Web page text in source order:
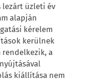
üzleti év
alapján
kérelem
kerülnek
a
kiállítása nem